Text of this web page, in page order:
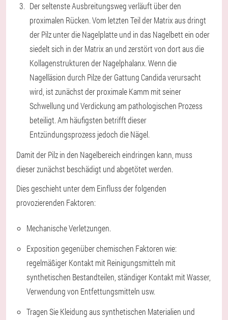
Der seltenste Ausbreitungsweg verläuft über den
proximalen Rücken. Vom letzten Teil der Matrix aus dringt
der Pilz unter die Nagelplatte und in das Nagelbett ein oder
siedelt sich in der Matrix an und zerstört von dort aus die
Kollagenstrukturen der Nagelphalanx. Wenn die
Nagelläsion durch Pilze der Gattung Candida verursacht
wird, ist zunächst der proximale Kamm mit seiner
Schwellung und Verdickung am pathologischen Prozess
beteiligt. Am häufigsten betrifft dieser
Entzündungsprozess jedoch die Nägel.
Damit der Pilz in den Nagelbereich eindringen kann, muss
dieser zunächst beschädigt und abgetötet werden.
Dies geschieht unter dem Einfluss der folgenden
provozierenden Faktoren:
Mechanische Verletzungen.
Exposition gegenüber chemischen Faktoren wie:
regelmäßiger Kontakt mit Reinigungsmitteln mit
synthetischen Bestandteilen, ständiger Kontakt mit Wasser,
Verwendung von Entfettungsmitteln usw.
Tragen Sie Kleidung aus synthetischen Materialien und